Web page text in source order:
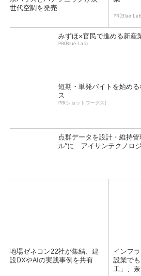
世代空調を発売
PR(Blue
みずほ×官民で進める新産
PR(Blue Lab)
短期・単発バイトを始め
ス
PR(ショットワークス)
点群データを設計・維持
ル”に アイサンテクノロ
地場ゼネコン22社が集結、建
設DXやAIの実践事例を共有
インフ
設業で
工」、